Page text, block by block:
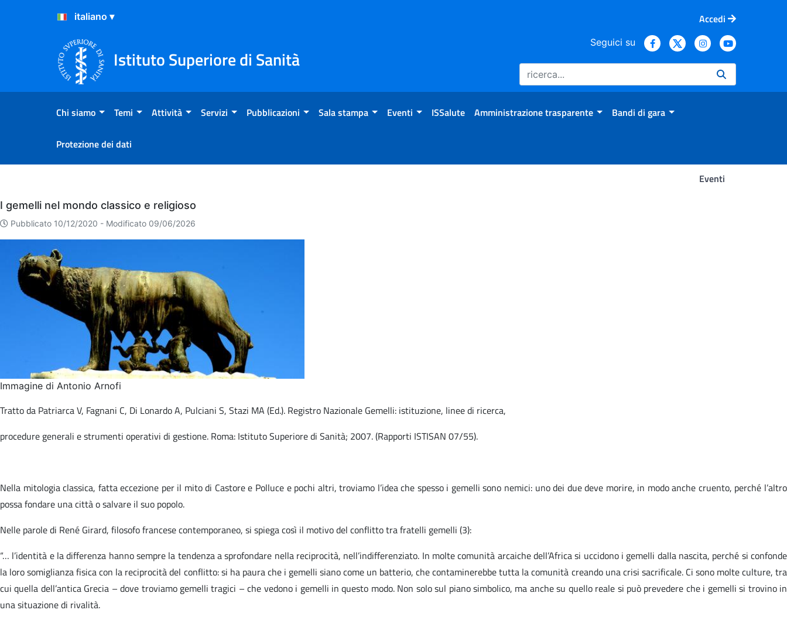
Salta al Contenuto
Salta al Footer
Accedi
Istituto Superiore di Sanità
Seguici su
Chi siamo Temi Attività Servizi Pubblicazioni Sala stampa Eventi ISSalute Amministrazione trasparente Bandi di gara
Protezione dei dati
Eventi
Eventi
I gemelli nel mondo classico e religioso
Pubblicato 10/12/2020 - Modificato 09/06/2026
Immagine di Antonio Arnofi
Tratto da Patriarca V, Fagnani C, Di Lonardo A, Pulciani S, Stazi MA (Ed.). Registro Nazionale Gemelli: istituzione, linee di ricerca,​
procedure generali e strumenti operativi di gestione. Roma: Istituto Superiore di Sanità; 2007. (Rapporti ISTISAN 07/55).​
Nella mitologia classica, fatta eccezione per il mito di Castore e Polluce e pochi altri, troviamo l’idea che spesso i gemelli sono nemici: uno dei due deve morire, in modo anche cruento, perché l’altro
possa fondare una città o salvare il suo popolo.
Nelle parole di René Girard, filosofo francese contemporaneo, si spiega così il motivo del conflitto tra fratelli gemelli (3):
“… l’identità e la differenza hanno sempre la tendenza a sprofondare nella reciprocità, nell’indifferenziato. In molte comunità arcaiche dell’Africa si uccidono i gemelli dalla nascita, perché si confonde
la loro somiglianza fisica con la reciprocità del conflitto: si ha paura che i gemelli siano come un batterio, che contaminerebbe tutta la comunità creando una crisi sacrificale. Ci sono molte culture, tra
cui quella dell’antica Grecia – dove troviamo gemelli tragici – che vedono i gemelli in questo modo. Non solo sul piano simbolico, ma anche su quello reale si può prevedere che i gemelli si trovino in
una situazione di rivalità.